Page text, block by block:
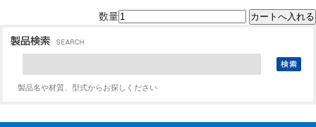
数量
製品名や材質、型式からお探しください